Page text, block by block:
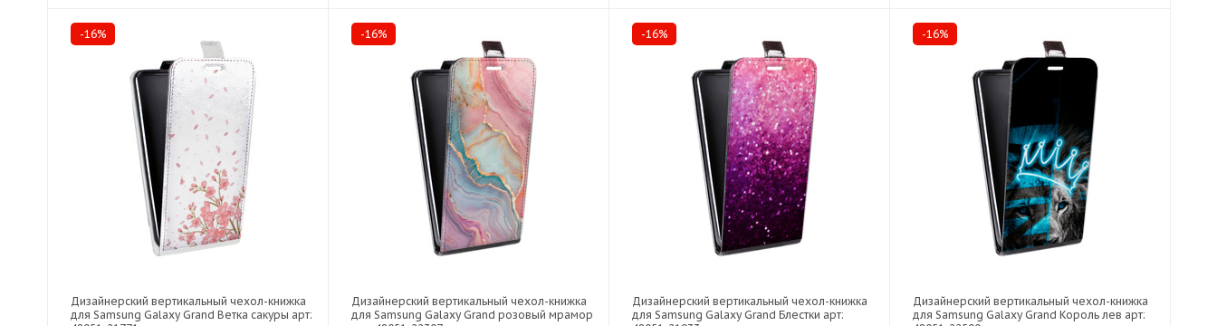
-16%
Дизайнерский вертикальный чехол-книжка
для Samsung Galaxy Grand Ветка сакуры арт:
-16%
Дизайнерский вертикальный чехол-книжка
для Samsung Galaxy Grand розовый мрамор
-16%
Дизайнерский вертикальный чехол-книжка
для Samsung Galaxy Grand Блестки арт:
-16%
Дизайнерский вертикальный чехол-книжка
для Samsung Galaxy Grand Король лев арт: